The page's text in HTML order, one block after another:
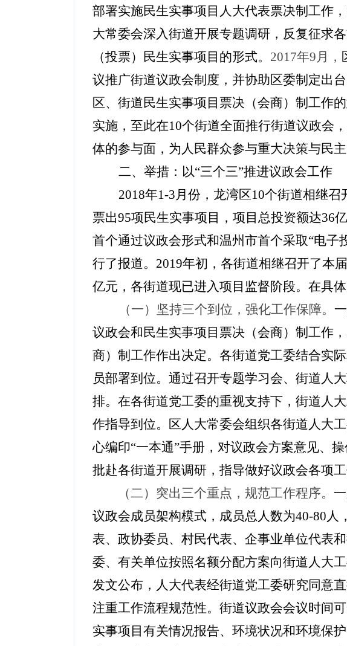
部署实施民生实事项目人大代表票决制工作
大常委会深入街道开展专题调研，反复征求
（投票）民生实事项目的形式。 2017年9月，
议推广街道议政会制度，并协助区委制定出
区、街道民生实事项目票决（会商）制工作
实施，至此在10个街道全面推行街道议政会
体的参与面，为人民群众参与重大决策与民
二、举措：以“三个三”推进议政会工作
2018年1-3月份，龙湾区10个街道相继
票出95项民生实事项目，项目总投资额达36
首个通过议政会形式和温州市首个采取“电
行了报道。2019年初，各街道相继召开了本
亿元， 各街道现已进入项目监督阶段。在具
（一）坚持三个到位，强化工作保障。
议政会和民生实事项目票决（会商）制工作
商）制工作作出决定。各街道党工委结合实
员部署到位。通过召开专题学习会、街道人
排。在各街道党工委的重视支持下，街道人
作指导到位。区人大常委会组织各街道人大
心编印“一本通”手册，对议政会方案意见、
批赴各街道开展调研，指导做好议政会各项工
（二）突出三个重点，规范工作程序。
议政会成员架构模式，成员总人数为40-80
表、政协委员、村民代表、企事业单位代表
委、有关单位按照名额分配方案向街道人大
发文公布，人大代表经街道党工委研究同意
注重工作流程规范性。街道议政会会议时间
实事项目有关情况报告、环境状况和环境保